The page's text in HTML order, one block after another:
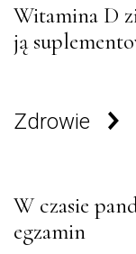
Witamina D
ją
Zdrowie
W czasie
egzamin